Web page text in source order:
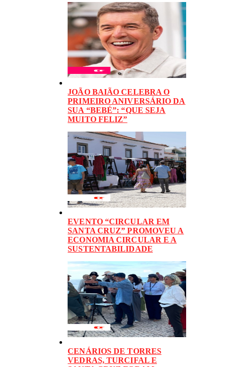
JOÃO BAIÃO CELEBRA O
PRIMEIRO ANIVERSÁRIO DA
SUA “BEBÉ”: “QUE SEJA
MUITO FELIZ”
EVENTO “CIRCULAR EM
SANTA CRUZ” PROMOVEU A
ECONOMIA CIRCULAR E A
SUSTENTABILIDADE
CENÁRIOS DE TORRES
VEDRAS, TURCIFAL E